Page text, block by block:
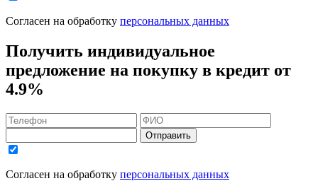
Согласен на обработку персональных данных
Получить индивидуальное
предложение на покупку в кредит от
4.9%
Отправить
Согласен на обработку персональных данных